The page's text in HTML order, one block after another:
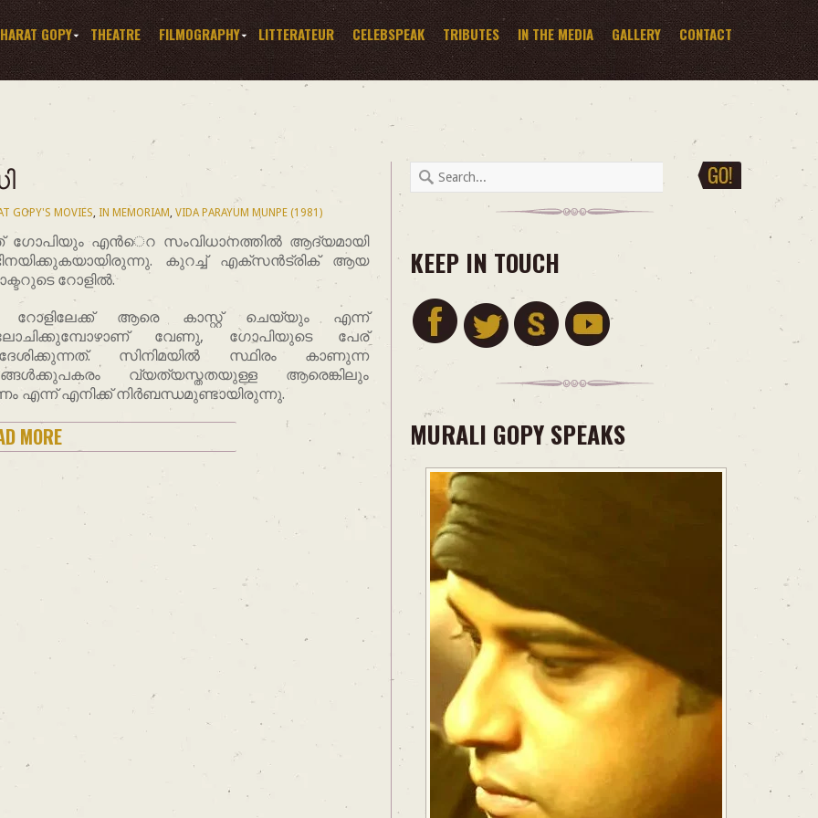
GOPY THEATRE FILMOGRAPHY LITTERATEUR CELEBSPEAK TRIBUTES IN THE MEDIA GALLERY CONTACT
GOPY'S MOVIES, IN MEMORIAM, VIDA PARAYUM MUNPE (1981)
ഗോപിയും എന്‍െറ സംവിധാനത്തില്‍ ആദ്യമായി
കുറച്ച് എക്സന്‍ട്രിക് ആയ
റോളില്‍.
ആരെ കാസ്റ്റ് ചെയ്യും എന്ന്
വേണു, ഗോപിയുടെ പേര്
സിനിമയില്‍ സ്ഥിരം കാണുന്ന
വ്യത്യസ്തതയുള്ള ആരെങ്കിലും
എന്ന് എനിക്ക് നിര്‍ബന്ധമുണ്ടായിരുന്നു.
MORE
KEEP IN TOUCH
MURALI GOPY SPEAKS